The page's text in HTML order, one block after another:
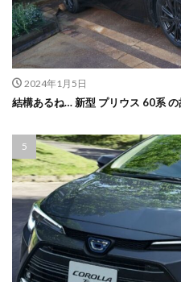
2024年1月5日
結構あるね… 新型 プリウス 60系